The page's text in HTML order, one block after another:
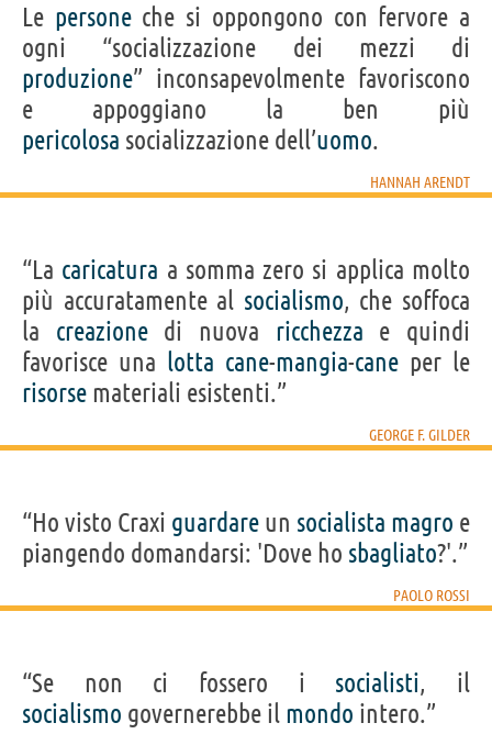
Le personeche si oppongono con fervore a
ogni “socializzazione dei mezzi di
produzione” inconsapevolmente favoriscono
e appoggiano la ben più
pericolosa socializzazione dell’uomo.
HANNAH ARENDT
“La caricatura a somma zero si applica molto
più accuratamente al socialismo, che soffoca
la creazionedi nuova ricchezza e quindi
favorisce una lotta cane-mangia-cane per le
risorse materiali esistenti.”
GEORGE F. GILDER
“Ho visto Craxi guardare un socialista magro e
piangendo domandarsi: 'Dove ho sbagliato?'.”
PAOLO ROSSI
“Se non ci fossero i socialisti, il
socialismo governerebbe il mondo intero.”